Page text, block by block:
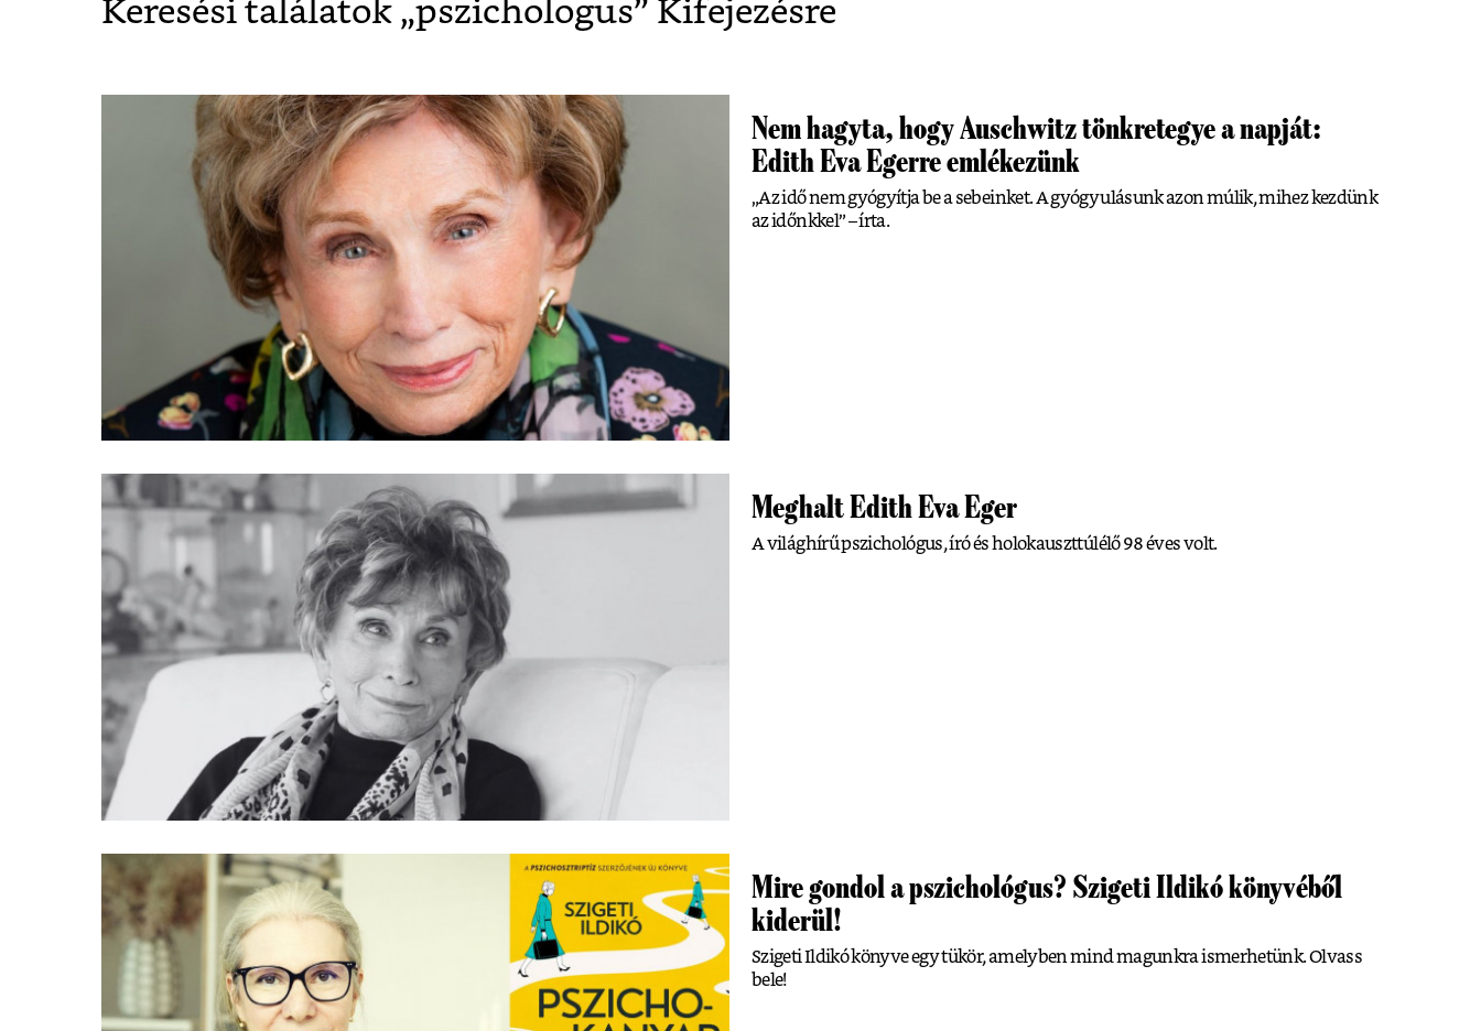
Keresési találatok „pszichologus” Kifejezésre
Nem hagyta, hogy Auschwitz tönkretegye a napját:
Edith Eva Egerre emlékezünk
„Az idő nem gyógyítja be a sebeinket. A gyógyulásunk azon múlik, mihez kezdünk
az időnkkel” – írta.
Meghalt Edith Eva Eger
A világhírű pszichológus, író és holokauszttúlélő 98 éves volt.
Mire gondol a pszichológus? Szigeti Ildikó könyvéből
kiderül!
Szigeti Ildikó könyve egy tükör, amelyben mind magunkra ismerhetünk. Olvass
bele!